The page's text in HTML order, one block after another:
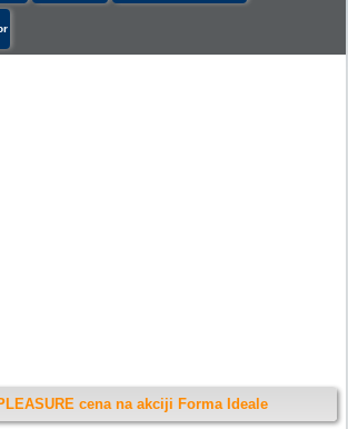
cena na akciji Forma Ideale